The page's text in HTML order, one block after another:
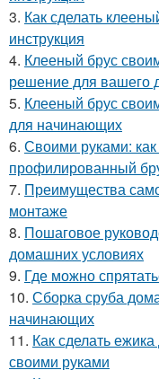
3. Как сделать
инструкция
4. Клееный брус
решение для вашего
5. Клееный брус
для начинающих
6. Своими руками:
профилированный
7. Преимущества
монтаже
8. Пошаговое
домашних условиях
9. Где можно
10. Сборка сруба
начинающих
11. Как сделать
своими руками